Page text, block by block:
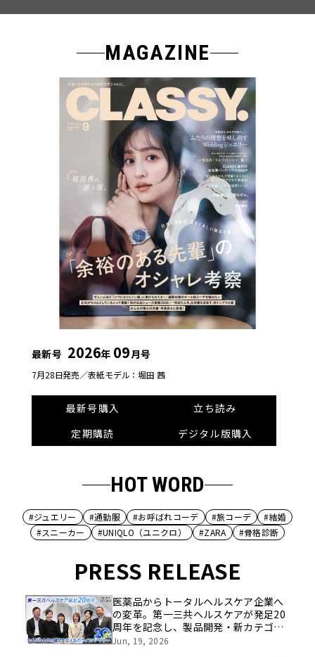
MAGAZINE
最新号 2026年 09月号
7月28日発売／表紙モデル：堀田 茜
最新号購入
立ち読み
定期購読
デジタル版購入
HOT WORD
#ジュエリー #通勤服 #お呼ばれコーデ #旅コーデ
#結婚
#スニーカー
#UNIQLO（ユニクロ） #ZARA #骨格診断
PRESS RELEASE
医薬品からトータルヘルスケア企業へ
の変革。第一三共ヘルスケアが発足20
周年を記念し、製品開発・新カテゴリ
挑戦の舞台や旧社統合時のエピソード
Jun, 19, 2026